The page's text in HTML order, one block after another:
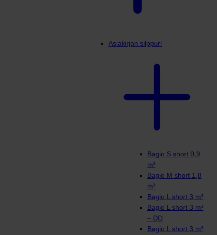
Asiakirjan silppuri
Bagio S short 0,9
m³
Bagio M short 1,8
m³
Bagio L short 3 m³
Bagio L short 3 m³
– DD
Bagio L short 3 m³